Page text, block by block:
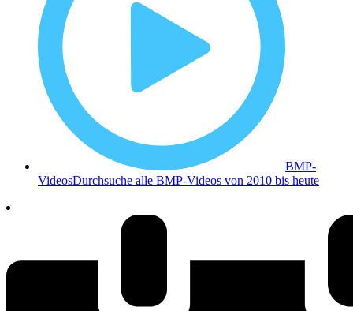
BMP-
VideosDurchsuche alle BMP-Videos von 2010 bis heute